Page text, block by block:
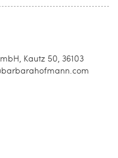
Kautz 50, 36103